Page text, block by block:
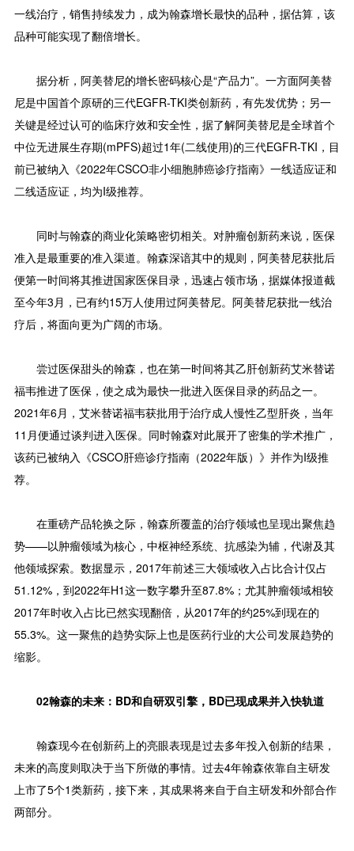
一线治疗，销售持续发力，成为翰森增长最快的品种，据估算，该
品种可能实现了翻倍增长。
据分析，阿美替尼的增长密码核心是“产品力”。一方面阿美替
尼是中国首个原研的三代EGFR-TKI类创新药，有先发优势；另一
关键是经过认可的临床疗效和安全性，据了解阿美替尼是全球首个
中位无进展生存期(mPFS)超过1年(二线使用)的三代EGFR-TKI，目
前已被纳入《2022年CSCO非小细胞肺癌诊疗指南》一线适应证和
二线适应证，均为I级推荐。
同时与翰森的商业化策略密切相关。对肿瘤创新药来说，医保
准入是最重要的准入渠道。翰森深谙其中的规则，阿美替尼获批后
便第一时间将其推进国家医保目录，迅速占领市场，据媒体报道截
至今年3月，已有约15万人使用过阿美替尼。阿美替尼获批一线治
疗后，将面向更为广阔的市场。
尝过医保甜头的翰森，也在第一时间将其乙肝创新药艾米替诺
福韦推进了医保，使之成为最快一批进入医保目录的药品之一。
2021年6月，艾米替诺福韦获批用于治疗成人慢性乙型肝炎，当年
11月便通过谈判进入医保。同时翰森对此展开了密集的学术推广，
该药已被纳入《CSCO肝癌诊疗指南（2022年版）》并作为I级推
荐。
在重磅产品轮换之际，翰森所覆盖的治疗领域也呈现出聚焦趋
势——以肿瘤领域为核心，中枢神经系统、抗感染为辅，代谢及其
他领域探索。数据显示，2017年前述三大领域收入占比合计仅占
51.12%，到2022年H1这一数字攀升至87.8%；尤其肿瘤领域相较
2017年时收入占比已然实现翻倍，从2017年的约25%到现在的
55.3%。这一聚焦的趋势实际上也是医药行业的大公司发展趋势的
缩影。
02翰森的未来：BD和自研双引擎，BD已现成果并入快轨道
翰森现今在创新药上的亮眼表现是过去多年投入创新的结果，
未来的高度则取决于当下所做的事情。过去4年翰森依靠自主研发
上市了5个1类新药，接下来，其成果将来自于自主研发和外部合作
两部分。